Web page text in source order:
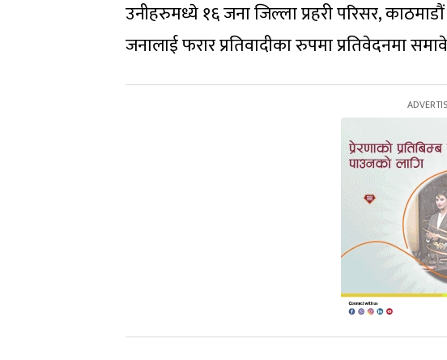
उनीहरुमध्ये १६ जना जिल्ला प्रहरी परिसर,
जनालाई फरार प्रतिवादीका रुपमा प्रतिवेदनमा